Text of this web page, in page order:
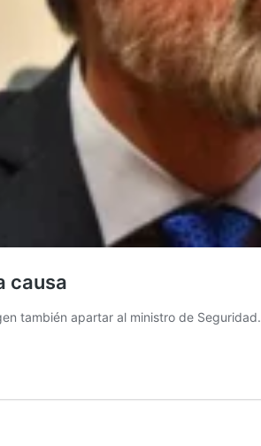
causa
también apartar al ministro de Seguridad.